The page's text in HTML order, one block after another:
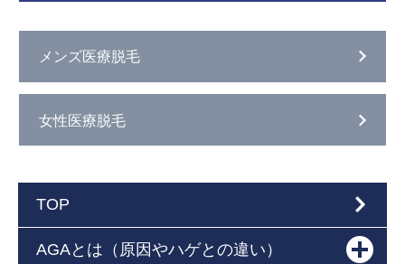
メンズ医療脱毛
女性医療脱毛
TOP
AGAとは（原因やハゲとの違い）